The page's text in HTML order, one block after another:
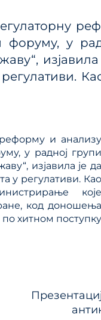
ЈП и
у
и анализу
у радној групи
изјавила је да
у регулативи.
које
код доношења
хитном поступку